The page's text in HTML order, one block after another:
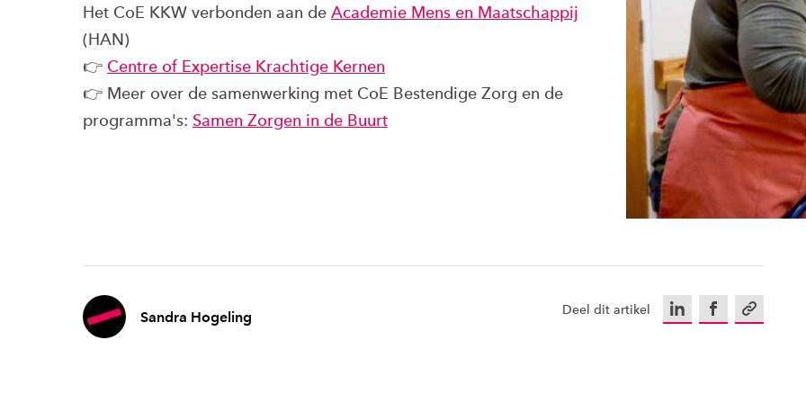
Het CoE KKW verbonden aan de Academie Mens en Maatschappij
(HAN)
👉 Centre of Expertise Krachtige Kernen
👉 Meer over de samenwerking met CoE Bestendige Zorg en de
programma's: Samen Zorgen in de Buurt
Sandra Hogeling Deel dit artikel LinkedInFacebookKopieer